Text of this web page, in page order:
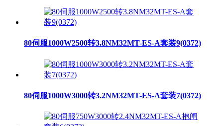
80伺服1000W2500转3.8NM32MT-ES-A套装9(0372)
80伺服1000W3000转3.2NM32MT-ES-A套装7(0372)